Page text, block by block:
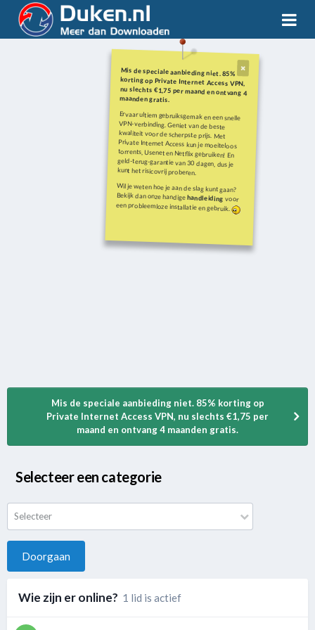
Mis de speciale aanbieding niet. 85%
korting op Private Internet Access VPN,
nu slechts €1,75 per maand en ontvang 4
maanden gratis.
Ervaar ultiem gebruiksgemak en een snelle
VPN-verbinding. Geniet van de beste
kwaliteit voor de scherpste prijs. Met
Private Internet Access kun je moeiteloos
torrents, Usenet en Netflix gebruiken! En
geld-terug-garantie van 30 dagen, dus je
kunt het risicovrij proberen.
Wil je weten hoe je aan de slag kunt gaan?
Bekijk dan onze handigehandleiding voor
een probleemloze installatie en gebruik.
Mis de speciale aanbieding niet. 85% korting op
Private Internet Access VPN, nu slechts €1,75 per
maand en ontvang 4 maanden gratis.
Selecteer een categorie
Selecteer
Doorgaan
Wie zijn er online? 1 lid is actief